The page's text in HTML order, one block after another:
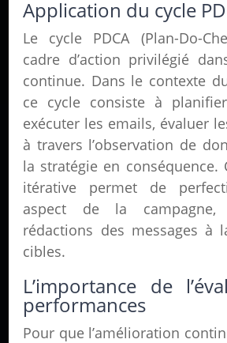
Application du cycle
Le cycle PDCA (Plan-Do-
cadre d’action privilégié
continue. Dans le contexte
ce cycle consiste à
exécuter les emails, évaluer
à travers l’observation de
la stratégie en conséquence.
itérative permet de
aspect de la
rédactions des messages à
cibles.
L’importance de
performances
Pour que l’amélioration